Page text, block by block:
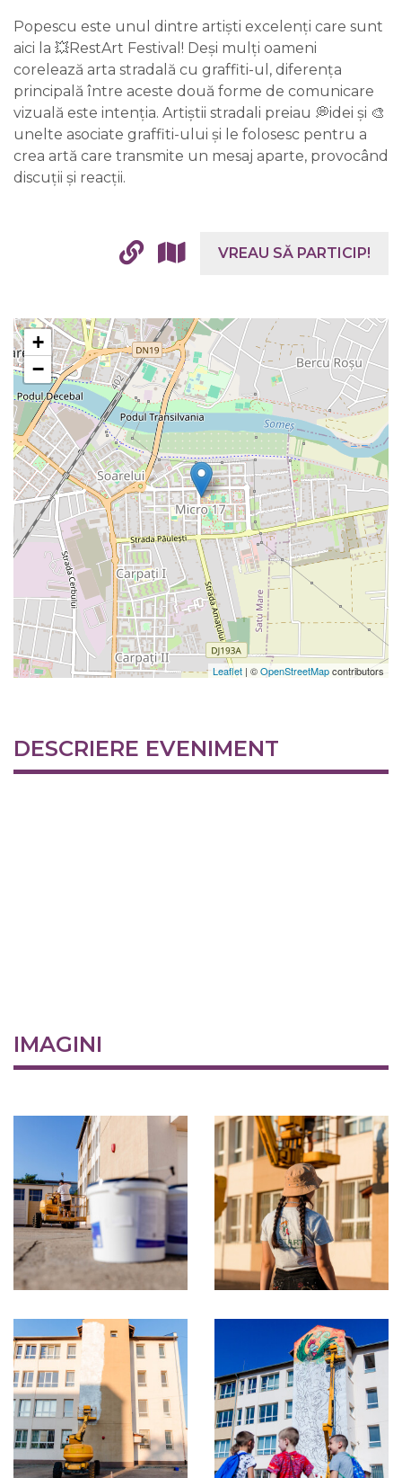
Popescu este unul dintre artiști excelenți care sunt
aici la 💥RestArt Festival! Deși mulți oameni
corelează arta stradală cu graffiti-ul, diferența
principală între aceste două forme de comunicare
vizuală este intenția. Artiștii stradali preiau 💭idei și 🎨
unelte asociate graffiti-ului și le folosesc pentru a
crea artă care transmite un mesaj aparte, provocând
discuții și reacții.
VREAU SĂ PARTICIP!
+
−
Leaflet | ©OpenStreetMapcontributors
DESCRIERE EVENIMENT
IMAGINI